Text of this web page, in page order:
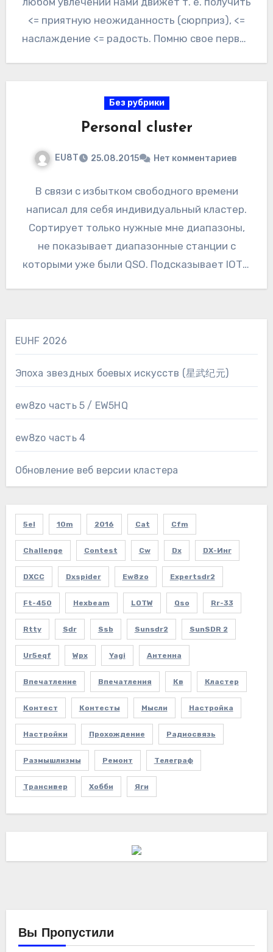
<= приятную неожиданность (сюрприз), <=
наслаждение <= радость. Помню свое первое
Без рубрики
Personal cluster
EU8T 25.08.2015 Нет комментариев
В связи с избытком свободного времени
написал для себя индивидуальный кластер.
Сортирует только нужные мне диапазоны,
не показывает диапазонные станции с
которыми уже были QSO. Подсказывает IOTA,
EUHF 2026
Эпоха звездных боевых искусств (星武纪元)
ew8zo часть 5 / EW5HQ
ew8zo часть 4
Обновление веб версии кластера
5el 10m 2016 Cat Cfm
Challenge Contest Cw Dx DX-Инг
DXCC Dxspider Ew8zo Expertsdr2
Ft-450 Hexbeam LOTW Qso Rr-33
Rtty Sdr Ssb Sunsdr2 SunSDR 2
Ur5eqf Wpx Yagi Антенна
Впечатление Впечатления Кв Кластер
Контест Контесты Мысли Настройка
Настройки Прохождение Радиосвязь
Размышлизмы Ремонт Телеграф
Трансивер Хобби Яги
Вы Пропустили